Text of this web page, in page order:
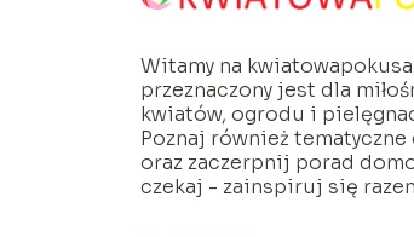
Witamy na
przeznaczony jest dla
kwiatów, ogrodu i
Poznaj również
oraz zaczerpnij porad
czekaj - zainspiruj się